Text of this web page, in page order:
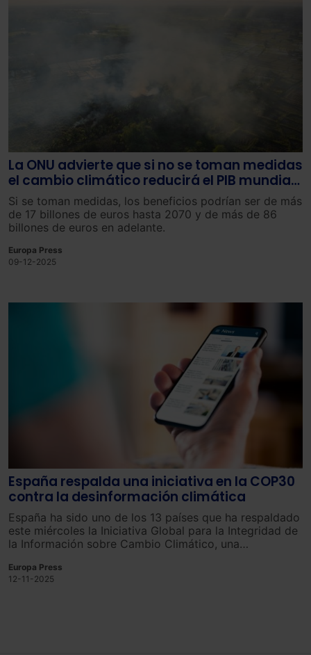
La ONU advierte que si no se toman medidas
el cambio climático reducirá el PIB mundial
en un 20% para finales de siglo
Si se toman medidas, los beneficios podrían ser de más
de 17 billones de euros hasta 2070 y de más de 86
billones de euros en adelante.
Europa Press
09-12-2025
España respalda una iniciativa en la COP30
contra la desinformación climática
España ha sido uno de los 13 países que ha respaldado
este miércoles la Iniciativa Global para la Integridad de
la Información sobre Cambio Climático, una
que busca promover información precisa y basada en
pruebas sobre cuestiones climáticas.
Europa Press
12-11-2025